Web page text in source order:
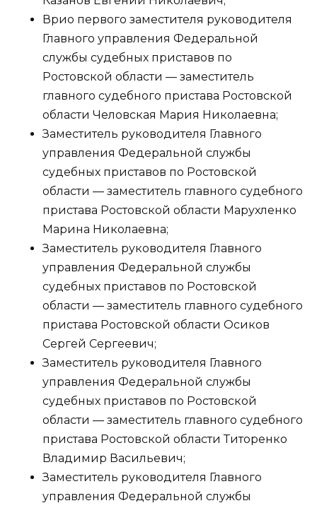
Врио первого заместителя руководителя
Главного управления Федеральной
службы судебных приставов по
Ростовской области — заместитель
главного судебного пристава Ростовской
области Человская Мария Николаевна;
Заместитель руководителя Главного
управления Федеральной службы
судебных приставов по Ростовской
области — заместитель главного судебного
пристава Ростовской области Марухленко
Марина Николаевна;
Заместитель руководителя Главного
управления Федеральной службы
судебных приставов по Ростовской
области — заместитель главного судебного
пристава Ростовской области Осиков
Сергей Сергеевич;
Заместитель руководителя Главного
управления Федеральной службы
судебных приставов по Ростовской
области — заместитель главного судебного
пристава Ростовской области Титоренко
Владимир Васильевич;
Заместитель руководителя Главного
управления Федеральной службы